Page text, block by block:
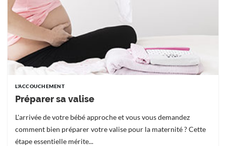
L'ACCOUCHEMENT
Préparer sa valise
L'arrivée de votre bébé approche et vous vous demandez
comment bien préparer votre valise pour la maternité ? Cette
étape essentielle mérite...